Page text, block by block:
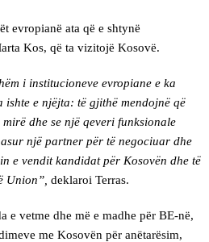
evropianë ata që e shtynë
Kos, që ta vizitojë Kosovë.
i institucioneve evropiane e ka
ishte e njëjta: të gjithë mendojnë që
dhe se një qeveri funksionale
një partner për të negociuar dhe
e vendit kandidat për Kosovën dhe të
Union”, deklaroi Terras.
e vetme dhe më e madhe për BE-në,
me Kosovën për anëtarësim,